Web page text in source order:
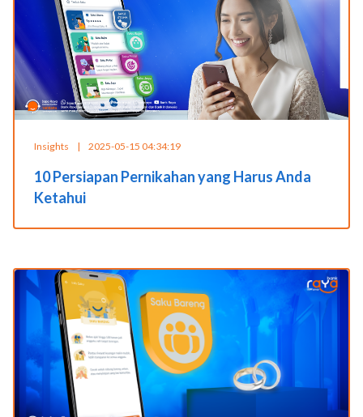
Insights | 2025-05-15 04:34:19
10 Persiapan Pernikahan yang Harus Anda
Ketahui